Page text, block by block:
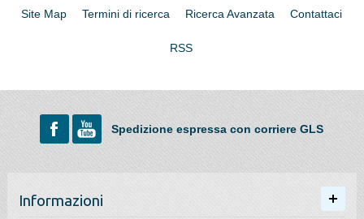
Site Map Termini di ricerca Ricerca Avanzata Contattaci
RSS
Spedizione espressa con corriere GLS
Informazioni